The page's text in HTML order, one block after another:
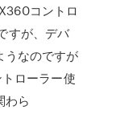
コントロ
すが、デバ
うなのですが
ローラー使
わら